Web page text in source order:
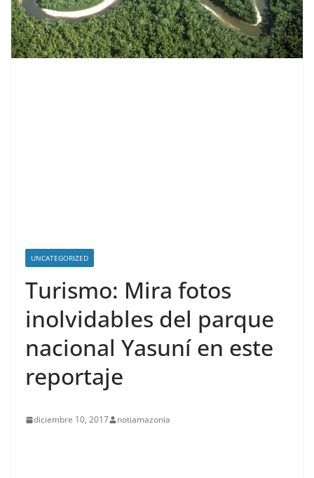
UNCATEGORIZED
Turismo: Mira fotos
inolvidables del parque
nacional Yasuní en este
reportaje
diciembre 10, 2017 notiamazonia